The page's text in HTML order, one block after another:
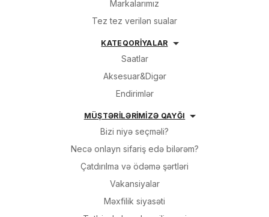
Markalarımız
Tez tez verilən sualar
KATEQORİYALAR
Saatlar
Aksesuar&Digər
Endirimlər
MÜŞTƏRİLƏRİMİZƏ QAYĞI
Bizi niyə seçməli?
Necə onlayn sifariş edə bilərəm?
Çatdırılma və ödəmə şərtləri
Vakansiyalar
Məxfilik siyasəti